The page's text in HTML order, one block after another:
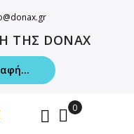
ΤΗΣ DONAX